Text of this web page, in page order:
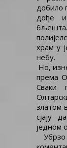
добило
дође и
храм у
небу.
Но,
према
Сваки
златом
сјају
једном